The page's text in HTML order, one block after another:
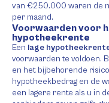
van €250.000 waren de
per maand.
Voorwaarden voor
hypotheekrente
Een lage
voorwaarden te voldoen.
en het bijbehorende
hypotheekbedrag en de
een lagere rente als u in